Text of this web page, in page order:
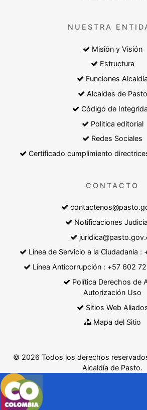
NUESTRA
Misión y Visión
Estructura
Funciones Alcaldía
Alcaldes de Pasto
Código de
Politica editorial
Redes Sociales
Certificado cumplimiento
CONTACTO
Notificaciones
Línea de Servicio a la Ciudadania
Línea Anticorrupción : +57 602
Política Derechos de
Autorización Uso
Sitios Web
Mapa del Sitio
© 2026 Todos los derechos
Alcaldía de Pasto.